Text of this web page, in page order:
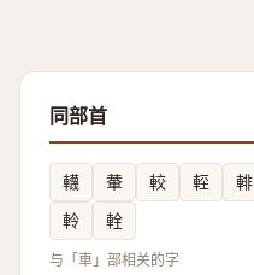
同部首
䡸 輂 較 䡖 輫
軨
輇
与「車」部相关的字